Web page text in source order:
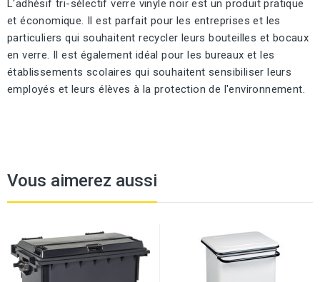
L'adhésif tri-sélectif verre vinyle noir est un produit pratique
et économique. Il est parfait pour les entreprises et les
particuliers qui souhaitent recycler leurs bouteilles et bocaux
en verre. Il est également idéal pour les bureaux et les
établissements scolaires qui souhaitent sensibiliser leurs
employés et leurs élèves à la protection de l'environnement.
Vous aimerez aussi